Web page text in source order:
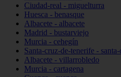
Ciudad-real - miguelturra
Huesca - benasque
Albacete - albacete
Madrid - bustarviejo
Murcia - cehegín
Santa-cruz-de-tenerife -
Albacete - villarrobledo
Murcia - cartagena